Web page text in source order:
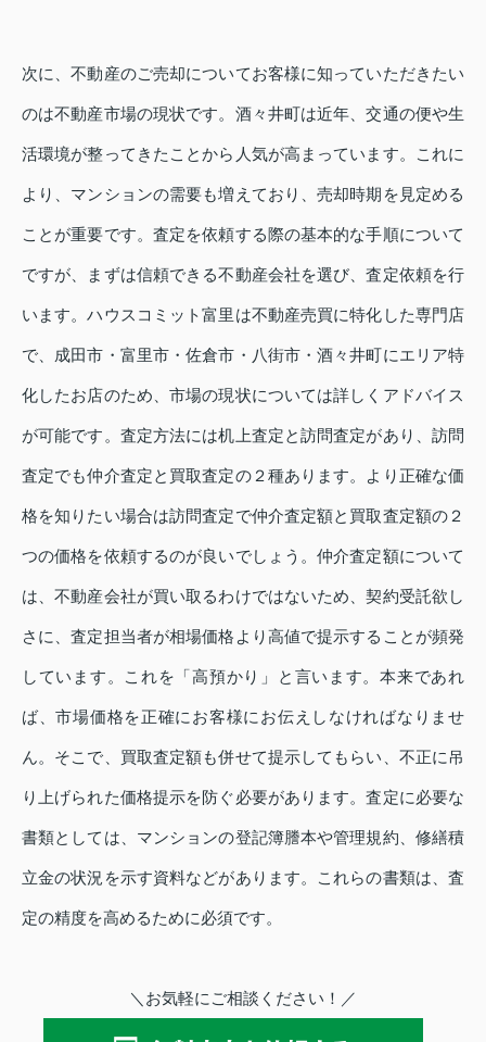
次に、不動産のご売却についてお客様に知っていただきたい
のは不動産市場の現状です。酒々井町は近年、交通の便や生
活環境が整ってきたことから人気が高まっています。これに
より、マンションの需要も増えており、売却時期を見定める
ことが重要です。査定を依頼する際の基本的な手順について
ですが、まずは信頼できる不動産会社を選び、査定依頼を行
います。ハウスコミット富里は不動産売買に特化した専門店
で、成田市・富里市・佐倉市・八街市・酒々井町にエリア特
化したお店のため、市場の現状については詳しくアドバイス
が可能です。査定方法には机上査定と訪問査定があり、訪問
査定でも仲介査定と買取査定の２種あります。より正確な価
格を知りたい場合は訪問査定で仲介査定額と買取査定額の２
つの価格を依頼するのが良いでしょう。仲介査定額について
は、不動産会社が買い取るわけではないため、契約受託欲し
さに、査定担当者が相場価格より高値で提示することが頻発
しています。これを「高預かり」と言います。本来であれ
ば、市場価格を正確にお客様にお伝えしなければなりませ
ん。そこで、買取査定額も併せて提示してもらい、不正に吊
り上げられた価格提示を防ぐ必要があります。査定に必要な
書類としては、マンションの登記簿謄本や管理規約、修繕積
立金の状況を示す資料などがあります。これらの書類は、査
定の精度を高めるために必須です。
＼お気軽にご相談ください！／